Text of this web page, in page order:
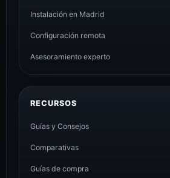
Instalación en Madrid
Configuración remota
Asesoramiento experto
RECURSOS
Guías y Consejos
Comparativas
Guías de compra